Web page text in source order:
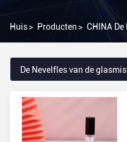
Huis> Producten > CHINA
De Nevelfles van de